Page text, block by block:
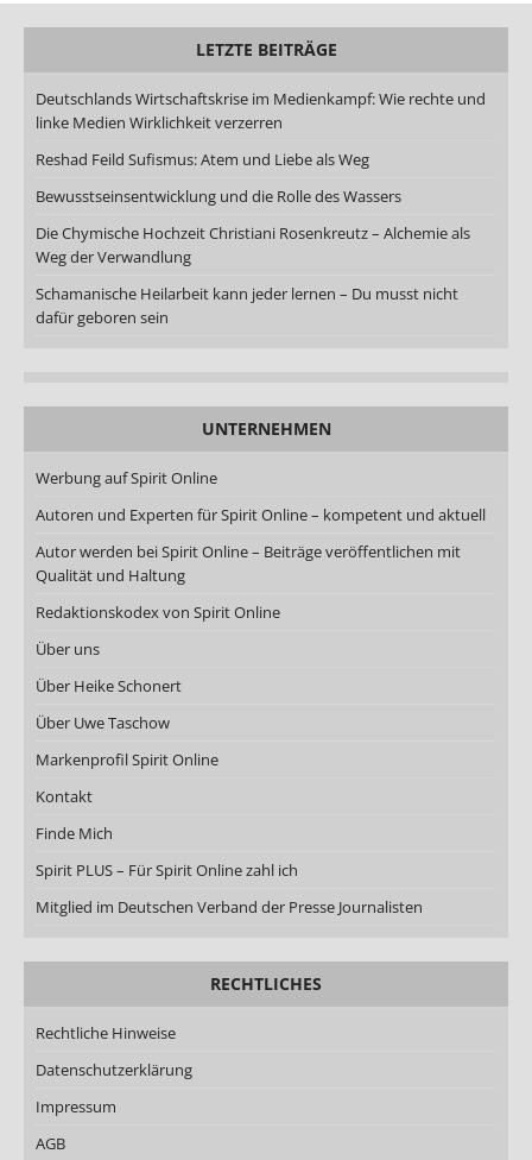
LETZTE BEITRÄGE
Deutschlands Wirtschaftskrise im Medienkampf: Wie rechte und
linke Medien Wirklichkeit verzerren
Reshad Feild Sufismus: Atem und Liebe als Weg
Bewusstseinsentwicklung und die Rolle des Wassers
Die Chymische Hochzeit Christiani Rosenkreutz – Alchemie als
Weg der Verwandlung
Schamanische Heilarbeit kann jeder lernen – Du musst nicht
dafür geboren sein
UNTERNEHMEN
Werbung auf Spirit Online
Autoren und Experten für Spirit Online – kompetent und aktuell
Autor werden bei Spirit Online – Beiträge veröffentlichen mit
Qualität und Haltung
Redaktionskodex von Spirit Online
Über uns
Über Heike Schonert
Über Uwe Taschow
Markenprofil Spirit Online
Kontakt
Finde Mich
Spirit PLUS – Für Spirit Online zahl ich
Mitglied im Deutschen Verband der Presse Journalisten
RECHTLICHES
Rechtliche Hinweise
Datenschutzerklärung
Impressum
AGB